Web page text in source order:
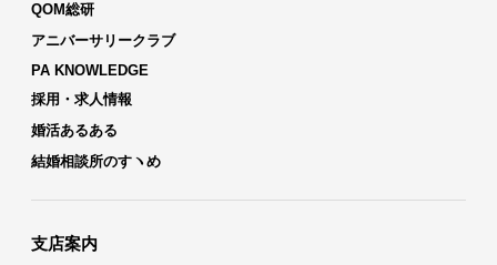
QOM総研
アニバーサリークラブ
PA KNOWLEDGE
採用・求人情報
婚活あるある
結婚相談所のすヽめ
支店案内